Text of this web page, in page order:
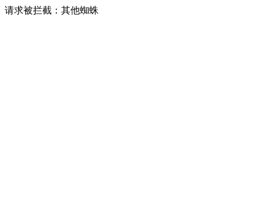
请求被拦截：其他蜘蛛